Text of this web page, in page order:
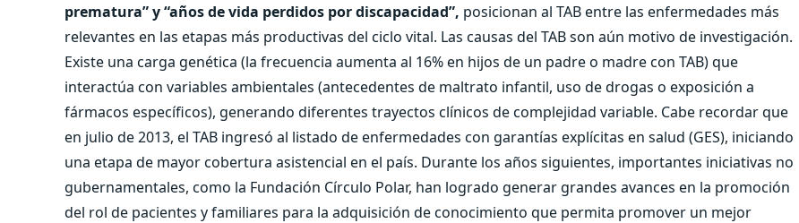
prematura” y “años de vida perdidos por discapacidad”, posicionan al TAB entre las enfermedades más
relevantes en las etapas más productivas del ciclo vital. Las causas del TAB son aún motivo de investigación.
Existe una carga genética (la frecuencia aumenta al 16% en hijos de un padre o madre con TAB) que
interactúa con variables ambientales (antecedentes de maltrato infantil, uso de drogas o exposición a
fármacos específicos), generando diferentes trayectos clínicos de complejidad variable. Cabe recordar que
en julio de 2013, el TAB ingresó al listado de enfermedades con garantías explícitas en salud (GES), iniciando
una etapa de mayor cobertura asistencial en el país. Durante los años siguientes, importantes iniciativas no
gubernamentales, como la Fundación Círculo Polar, han logrado generar grandes avances en la promoción
del rol de pacientes y familiares para la adquisición de conocimiento que permita promover un mejor